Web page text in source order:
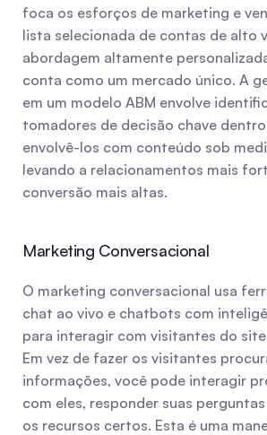
foca os esforços de marketing e
lista selecionada de contas de alto
abordagem altamente
conta como um mercado único. A
em um modelo ABM envolve
tomadores de decisão chave
envolvê-los com conteúdo sob
levando a relacionamentos mais
conversão mais altas.
Marketing Conversacional
O marketing conversacional usa
chat ao vivo e chatbots com
para interagir com visitantes do
Em vez de fazer os visitantes
informações, você pode interagir
com eles, responder suas
os recursos certos. Esta é uma